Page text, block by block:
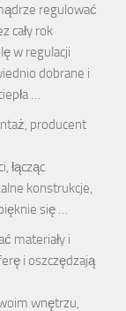
regulować
cały rok
w regulacji
dobrane i
…
producent
łącząc
konstrukcje,
się …
materiały i
i oszczędzają
wnętrzu,